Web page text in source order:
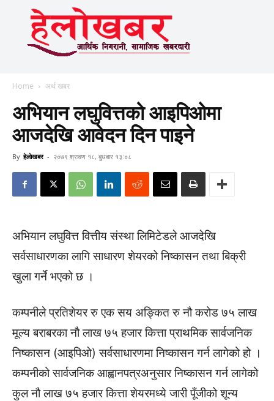
Home अर्थ खबर
अभियान लघुवित्तको आइपिओमा
आजदेखि आवेदन दिन पाइने
By हेलाेखबर - २०७९ श्रावण १८, बुधबार १३:०८
अभियान लघुवित्त वित्तीय संस्था लिमिटेडले आजदेखि
सर्वसाधारणका लागि साधारण शेयरको निष्कासन तथा बिक्री
खुला गर्ने भएको छ ।
कम्पनीले प्रतिशेयर रु एक सय अङ्कित रु नौ करोड ७५ लाख
मूल्य बराबरका नौ लाख ७५ हजार कित्ता प्राथमिक सार्वजनिक
निष्कासन (आइपिओ) सर्वसाधारणमा निष्कासन गर्न लागेको हो ।
कम्पनीको सार्वजनिक आह्वानपत्रअनुसार निष्कासन गर्न लागेको
कुल नौ लाख ७५ हजार कित्ता शेयरमध्ये जारी पूँजीको शून्य